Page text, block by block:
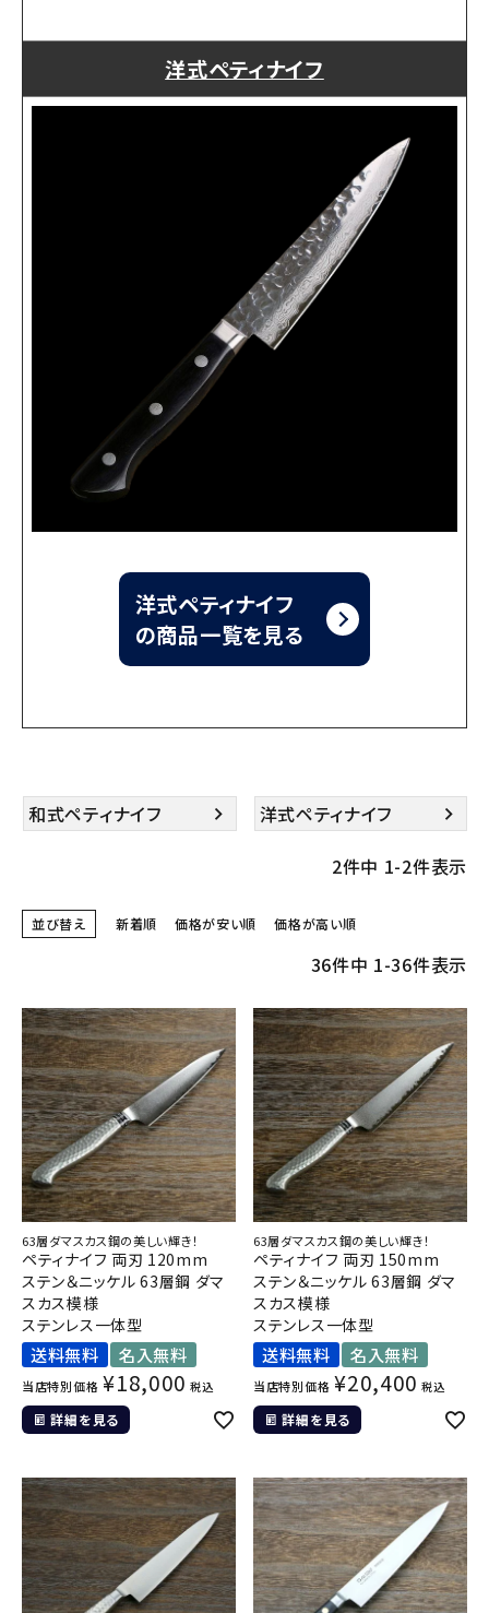
洋式ペティナイフ
洋式ペティナイフ
の商品一覧を見る
和式ペティナイフ
洋式ペティナイフ
2件中 1-2件表示
並び替え 新着順 価格が安い順 価格が高い順
36件中 1-36件表示
63層ダマスカス鋼の美しい輝き！
ペティナイフ 両刃 120mm
ステン＆ニッケル 63層鋼 ダマ
スカス模様
ステンレス一体型
送料無料 名入無料
当店特別価格 ¥18,000 税込
詳細を見る
63層ダマスカス鋼の美しい輝き！
ペティナイフ 両刃 150mm
ステン＆ニッケル 63層鋼 ダマ
スカス模様
ステンレス一体型
送料無料 名入無料
当店特別価格 ¥20,400 税込
詳細を見る